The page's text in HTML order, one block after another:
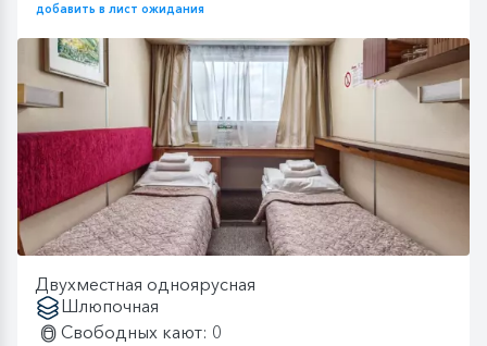
добавить в лист ожидания
Двухместная одноярусная
Шлюпочная
Свободных кают: 0